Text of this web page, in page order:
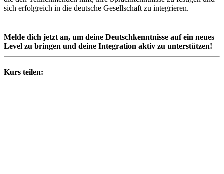
sich erfolgreich in die deutsche Gesellschaft zu integrieren.
Melde dich jetzt an, um deine Deutschkenntnisse auf ein neues
Level zu bringen und deine Integration aktiv zu unterstützen!
Kurs teilen: